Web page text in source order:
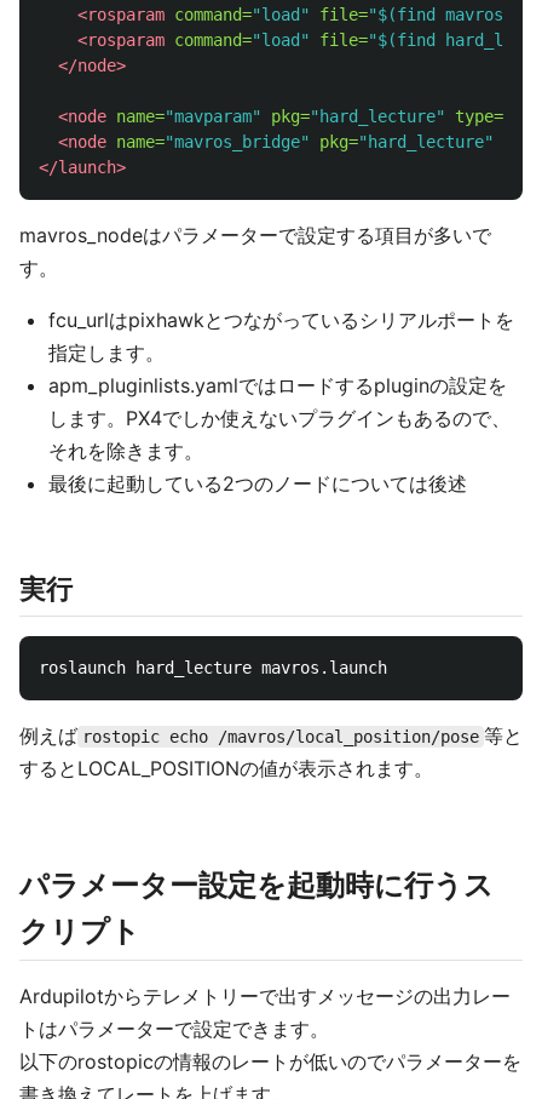
<rosparam command="load" file="$(find mavros)/
<rosparam command="load" file="$(find
</node>
<node name="mavparam" pkg="hard_lecture" type=
<node name="mavros_bridge" pkg="hard_lecture"
</launch>
mavros_nodeはパラメーターで設定する項目が多いで
す。
fcu_urlはpixhawkとつながっているシリアルポートを
指定します。
apm_pluginlists.yamlではロードするpluginの設定を
します。PX4でしか使えないプラグインもあるので、
それを除きます。
最後に起動している2つのノードについては後述
実行
例えば rostopic echo /mavros/local_position/pose 等と
するとLOCAL_POSITIONの値が表示されます。
パラメーター設定を起動時に行うス
クリプト
Ardupilotからテレメトリーで出すメッセージの出力レー
トはパラメーターで設定できます。
以下のrostopicの情報のレートが低いのでパラメーターを
書き換えてレートを上げます。